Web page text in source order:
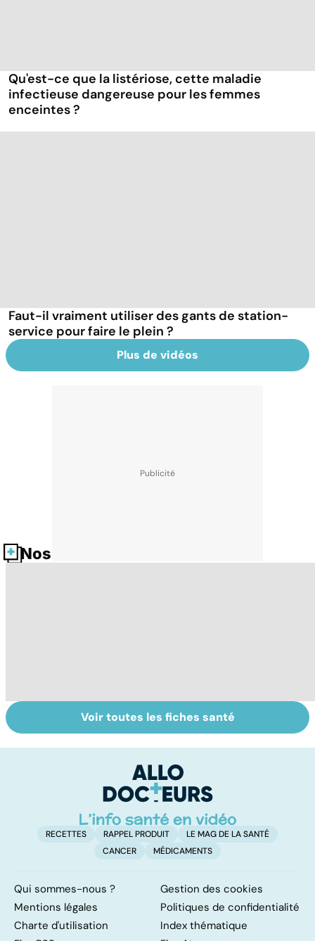
Qu'est-ce que la listériose, cette maladie
infectieuse dangereuse pour les femmes
enceintes ?
Faut-il vraiment utiliser des gants de station-
service pour faire le plein ?
Plus de vidéos
Nos fiches santé
Tout savoir sur
les infections
Inflammation des
amygdales : que
d'angine ?
Voir toutes les fiches santé
RECETTES RAPPEL PRODUIT
LE MAG DE LA SANTÉ
CANCER
MÉDICAMENTS
Qui sommes-nous ?
Gestion des cookies
Mentions légales
Politiques de confidentialité
Charte d'utilisation
Index thématique